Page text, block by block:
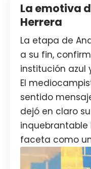
La emotiva
Herrera
La etapa de
a su fin,
institución azul
El
sentido
dejó en claro
inquebrantable
faceta como